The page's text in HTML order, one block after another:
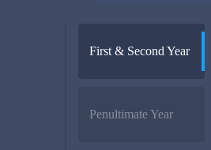
First & Second Year
Penultimate Year